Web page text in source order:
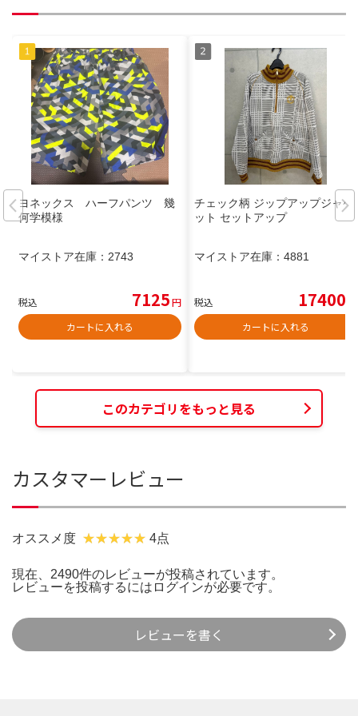
ヨネックス ハーフパンツ 幾
何学模様
マイストア在庫： 2743
税込 7125円
カートに入れる
チェック柄 ジップアップジャケ
ット セットアップ
マイストア在庫： 4881
税込 17400
カートに入れる
このカテゴリをもっと見る
カスタマーレビュー
オススメ度 4点
現在、2490件のレビューが投稿されています。
レビューを投稿するには ログインが必要です。
レビューを書く